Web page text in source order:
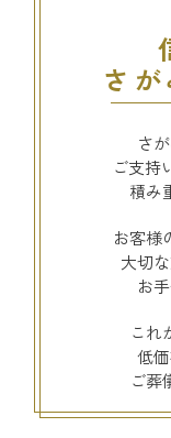
さ
さ
ご支持
積み
お客様
大切
お
これ
低
ご葬